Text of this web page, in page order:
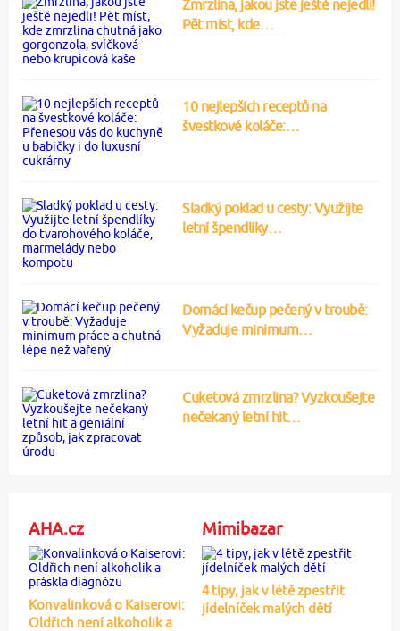
Zmrzlina, jakou jste ještě nejedli!
Pět míst, kde…
10 nejlepších receptů na
švestkové koláče:…
Sladký poklad u cesty: Využijte
letní špendlíky…
Domácí kečup pečený v troubě:
Vyžaduje minimum…
Cuketová zmrzlina? Vyzkoušejte
nečekaný letní hit…
AHA.cz
Konvalinková o Kaiserovi:
Oldřich není alkoholik a
Mimibazar
4 tipy, jak v létě zpestřit
jídelníček malých dětí